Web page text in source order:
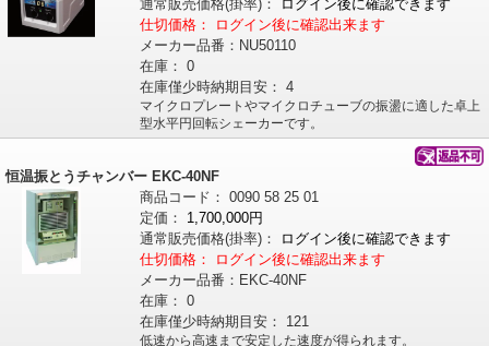
通常販売価格(掛率)：
ログイン後に確認できます
仕切価格：
ログイン後に確認出来ます
メーカー品番： NU50110
在庫： 0
在庫僅少時納期目安： 4
マイクロプレートやマイクロチューブの振盪に適した卓上
型水平円回転シェーカーです。
恒温振とうチャンバー EKC-40NF
商品コード： 0090 58 25 01
定価：
1,700,000円
通常販売価格(掛率)：
ログイン後に確認できます
仕切価格：
ログイン後に確認出来ます
メーカー品番： EKC-40NF
在庫： 0
在庫僅少時納期目安：
121
低速から高速まで安定した速度が得られます。